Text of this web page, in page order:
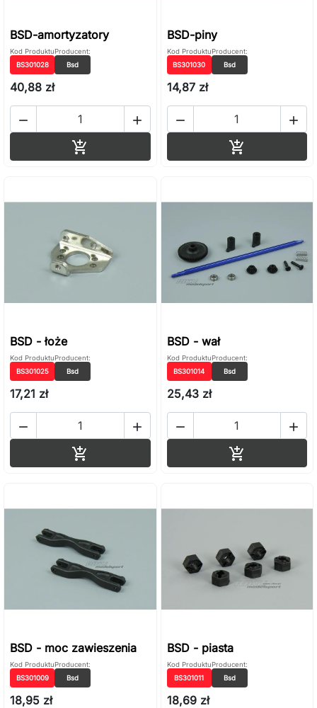
BSD-amortyzatory
Kod Produktu
BS301028
Producent:
Bsd
40,88 zł
 

BSD-piny
Kod Produktu
BS301030
Producent:
Bsd
14,87 zł
 

BSD - łoże
Kod Produktu
BS301025
Producent:
Bsd
17,21 zł
 

BSD - wał
Kod Produktu
BS301014
Producent:
Bsd
25,43 zł
 

BSD - moc zawieszenia
Kod Produktu
BS301009
Producent:
Bsd
18,95 zł
BSD - piasta
Kod Produktu
BS301011
Producent:
Bsd
18,69 zł